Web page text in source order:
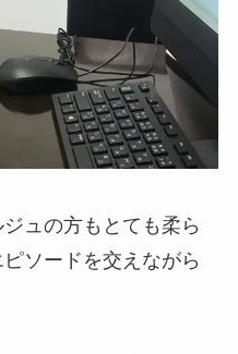
ュの方もとても柔ら
ソードを交えながら